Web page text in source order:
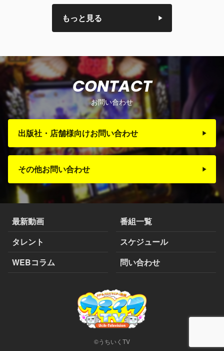
もっと見る
お問い合わせ
CONTACT
出版社・店舗様向けお問い合わせ
その他お問い合わせ
最新動画
番組一覧
タレント
スケジュール
WEBコラム
問い合わせ
©うちいくTV